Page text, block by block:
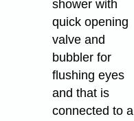
shower with
quick opening
valve and
bubbler for
flushing eyes
and that is
connected to a